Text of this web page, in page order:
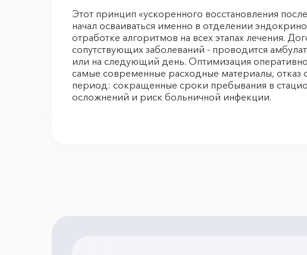
Этот принцип «ускоренного восстановления
начал осваиваться именно в отделении
отработке алгоритмов на всех этапах лечения.
сопутствующих заболеваний - проводится
или на следующий день. Оптимизация
самые современные расходные материалы,
период: сокращенные сроки пребывания в
осложнений и риск больничной инфекции.